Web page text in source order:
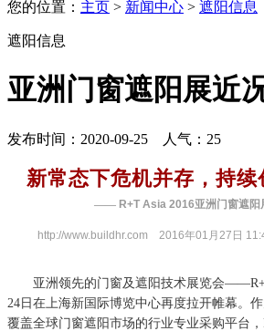
您的位置： 主页 > 新闻中心 > 遮阳信息
遮阳信息
亚洲门窗遮阳展近
发布时间：2020-09-25 人气： 25
新常态下危机并存，持
—— R+T Asia 2016亚洲门窗遮阳
http://www.buildhr.com 2016年01 月27 日
亚洲领先的门窗及遮阳技术展览会
24日在上海新国际博览中心再度拉开帷幕。
覆盖全球门窗遮阳市场的行业专业采购平台